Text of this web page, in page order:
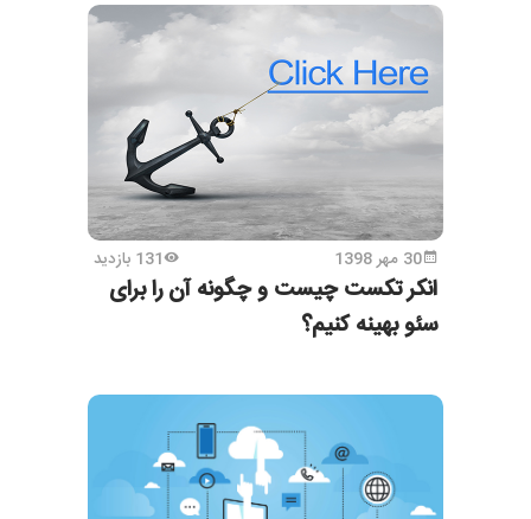
30 مهر 1398 131 بازدید
انکر تکست چیست و چگونه آن را برای
سئو بهینه کنیم؟